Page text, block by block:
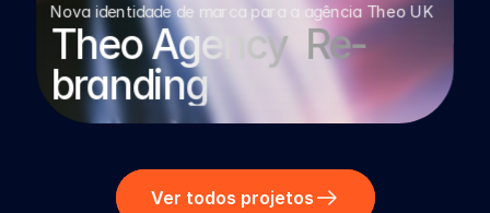
Nova identidade de marca para a agência Theo UK
Theo Agency  Re-
branding
Ver todos projetos